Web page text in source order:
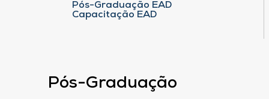
Pós-Graduação EAD
Capacitação EAD
Pós-Graduação